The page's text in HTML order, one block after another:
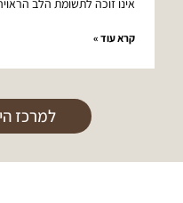
אינו זוכה לתשומת הלב
קרא עוד »
למרכז